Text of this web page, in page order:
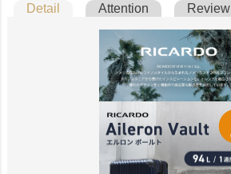
Detail Attention Review